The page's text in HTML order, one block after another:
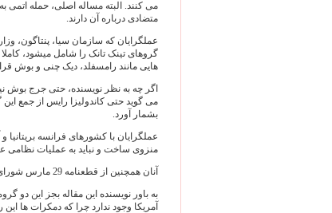
می کنند. البته مساله اصلی، حمله اتمی
متضادی درباره آن دارند.
عملگرايان که سازمان سیا، پنتاگون،
گروهای تینک تانک را شامل میشود،
هایی مانند رامسفلد، دیک چنی و بوش
اگر چه به نظر نویسنده، حتی جرج بوش
می گويد حتی کاندولیزا رایس از جمع این
بشمار آورد.
عملگرايان با کشورهای فرانسه بریتانیا و
منزوی ساخت و نبايد به عمليات نظامی
آنان همچنین از قطعنامه 29 مارس شورای امنیت بشدت دفاع می کنند.
به باور نويسنده اين مقاله بجز این دو
آمریکا وجود ندارد چرا که دمکرات ها